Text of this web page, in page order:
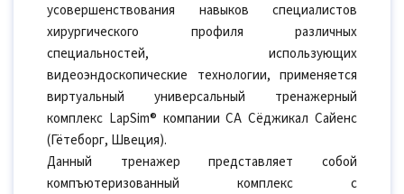
усовершенствования навыков специалистов
хирургического профиля различных
специальностей, использующих
видеоэндоскопические технологии, применяется
виртуальный универсальный тренажерный
комплекс LapSim® компании СА Сёджикал Сайенс
(Гётеборг, Швеция).
Данный тренажер представляет собой
компъютеризованный комплекс с